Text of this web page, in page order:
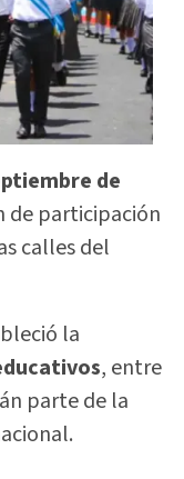
de
de participación
calles del
la
, entre
parte de la